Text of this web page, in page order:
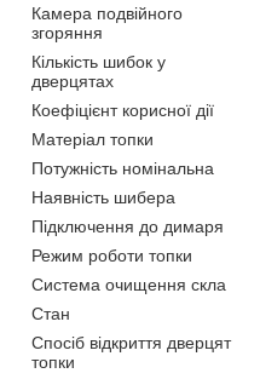
Камера подвійного
згоряння
Кількість шибок у
дверцятах
Коефіцієнт корисної дії
Матеріал топки
Потужність номінальна
Наявність шибера
Підключення до димаря
Режим роботи топки
Система очищення скла
Стан
Спосіб відкриття дверцят
топки